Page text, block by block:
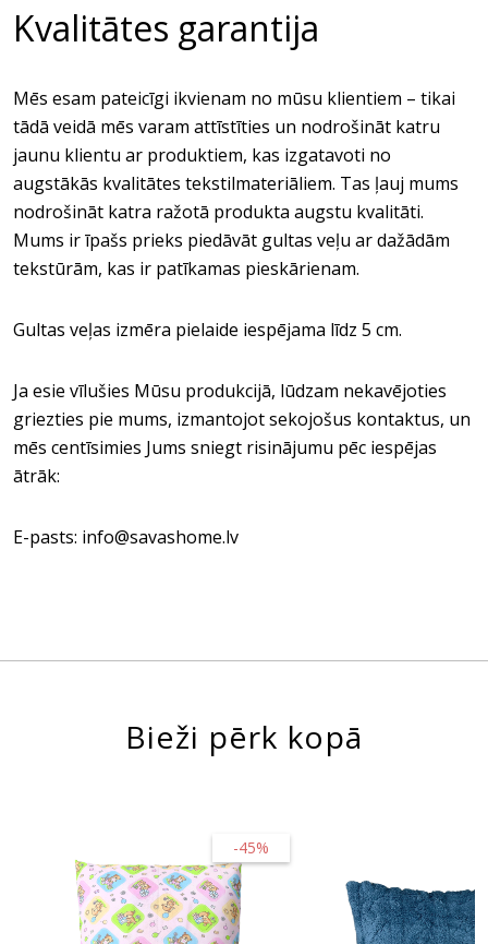
Kvalitātes garantija
Mēs esam pateicīgi ikvienam no mūsu klientiem – tikai
tādā veidā mēs varam attīstīties un nodrošināt katru
jaunu klientu ar produktiem, kas izgatavoti no
augstākās kvalitātes tekstilmateriāliem. Tas ļauj mums
nodrošināt katra ražotā produkta augstu kvalitāti.
Mums ir īpašs prieks piedāvāt gultas veļu ar dažādām
tekstūrām, kas ir patīkamas pieskārienam.
Gultas veļas izmēra pielaide iespējama līdz 5 cm.
Ja esie vīlušies Mūsu produkcijā, lūdzam nekavējoties
griezties pie mums, izmantojot sekojošus kontaktus, un
mēs centīsimies Jums sniegt risinājumu pēc iespējas
ātrāk:
E-pasts: info@savashome.lv
Bieži pērk kopā
-45%